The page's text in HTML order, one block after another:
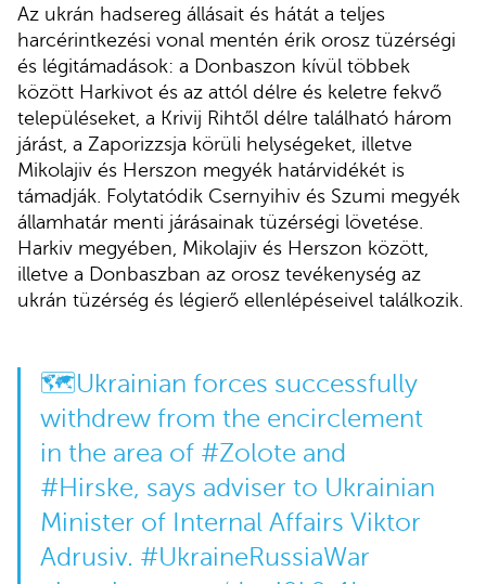
Az ukrán hadsereg állásait és hátát a teljes
harcérintkezési vonal mentén érik orosz tüzérségi
és légitámadások: a Donbaszon kívül többek
között Harkivot és az attól délre és keletre fekvő
településeket, a Krivij Rihtől délre található három
járást, a Zaporizzsja körüli helységeket, illetve
Mikolajiv és Herszon megyék határvidékét is
támadják. Folytatódik Csernyihiv és Szumi megyék
államhatár menti járásainak tüzérségi lövetése.
Harkiv megyében, Mikolajiv és Herszon között,
illetve a Donbaszban az orosz tevékenység az
ukrán tüzérség és légierő ellenlépéseivel találkozik.
🗺️Ukrainian forces successfully
withdrew from the encirclement
in the area of #Zolote and
#Hirske, says adviser to Ukrainian
Minister of Internal Affairs Viktor
Adrusiv. #UkraineRussiaWar